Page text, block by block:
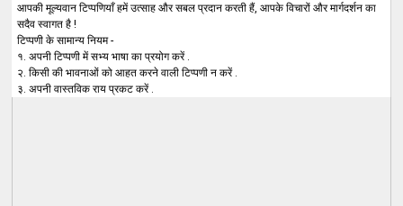
आपकी मूल्यवान टिप्पणियाँ हमें उत्साह और सबल प्रदान करती हैं, आपके विचारों और मार्गदर्शन का
सदैव स्वागत है !
टिप्पणी के सामान्य नियम -
१. अपनी टिप्पणी में सभ्य भाषा का प्रयोग करें .
२. किसी की भावनाओं को आहत करने वाली टिप्पणी न करें .
३. अपनी वास्तविक राय प्रकट करें .